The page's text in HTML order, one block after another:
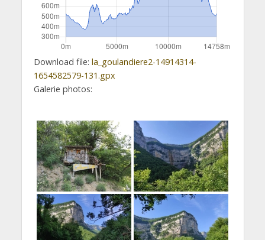
Download file: la_goulandiere2-14914314-
1654582579-131.gpx
Galerie photos: